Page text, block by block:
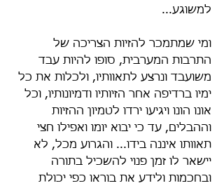
למשוגע...
ומי שמתמכר להזיות הצריכה של
התרבות המערבית, סופו להיות עבד
משועבד ונרצע לתאוותיו, ולכלות את כל
ימיו ברדיפה אחר הזיותיו ודמיונותיו, וכל
אונו הונו ויגיעו ירדו לטמיון ההזיות
וההבלים, עד כי יבוא יומו ואפילו חצי
תאוותו איננה בידו... והגרוע מכל, לא
יישאר לו זמן פנוי להשכיל בתורה
ובחכמות ולידע את בוראו כפי יכולת